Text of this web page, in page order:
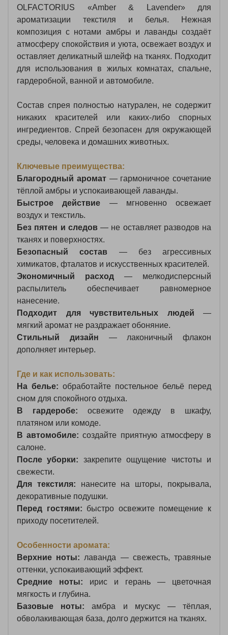
OLFACTORIUS «Amber & Lavender» для
ароматизации текстиля и белья. Нежная
композиция с нотами амбры и лаванды создаёт
атмосферу спокойствия и уюта, освежает воздух и
оставляет деликатный шлейф на тканях. Подходит
для использования в жилых комнатах, спальне,
гардеробной, ванной и автомобиле.
Состав спрея полностью натурален, не содержит
никаких красителей или каких-либо спорных
ингредиентов. Спрей безопасен для окружающей
среды, человека и домашних животных.
Ключевые преимущества:
Благородный аромат— гармоничное сочетание
тёплой амбры и успокаивающей лаванды.
Быстрое действие — мгновенно освежает
воздух и текстиль.
Без пятен и следов — не оставляет разводов на
тканях и поверхностях.
Безопасный состав — без агрессивных
химикатов, фталатов и искусственных красителей.
Экономичный расход — мелкодисперсный
распылитель обеспечивает равномерное
нанесение.
Подходит для чувствительных людей —
мягкий аромат не раздражает обоняние.
Стильный дизайн — лаконичный флакон
дополняет интерьер.
Где и как использовать:
На белье: обработайте постельное бельё перед
сном для спокойного отдыха.
В гардеробе: освежите одежду в шкафу,
платяном или комоде.
В автомобиле: создайте приятную атмосферу в
салоне.
После уборки: закрепите ощущение чистоты и
свежести.
Для текстиля: нанесите на шторы, покрывала,
декоративные подушки.
Перед гостями: быстро освежите помещение к
приходу посетителей.
Особенности аромата:
Верхние ноты: лаванда — свежесть, травяные
оттенки, успокаивающий эффект.
Средние ноты: ирис и герань — цветочная
мягкость и глубина.
Базовые ноты: амбра и мускус — тёплая,
обволакивающая база, долго держится на тканях.